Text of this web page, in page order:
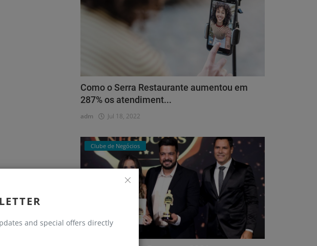
and special offers directly
Como o Serra Restaurante aumentou em
287% os atendiment...
adm Jul 18, 2022
Clube de Negócios